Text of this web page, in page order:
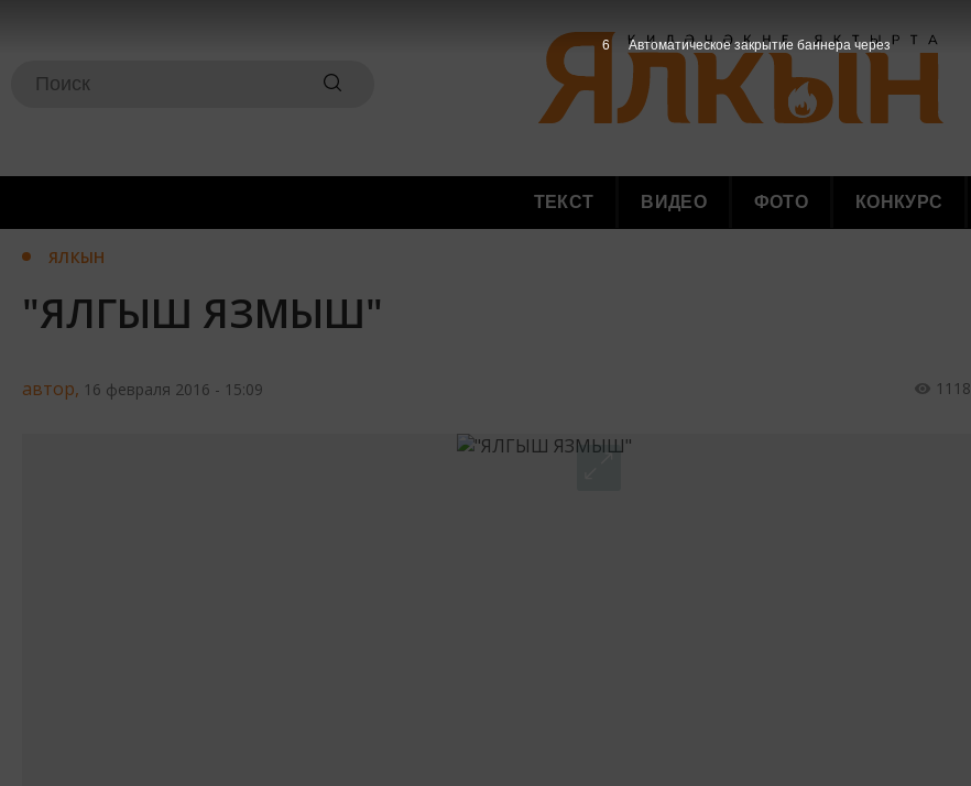
ТЕКСТ ВИДЕО ФОТО КОНКУРС
ЯЛКЫН
"ЯЛГЫШ ЯЗМЫШ"
автор, 16 февраля 2016 - 15:09 1118
5 Автоматическое закрытие баннера через